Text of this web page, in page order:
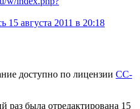
15 августа 2011 в 20:18
доступно по лицензии CC-
раз была отредактирована 15